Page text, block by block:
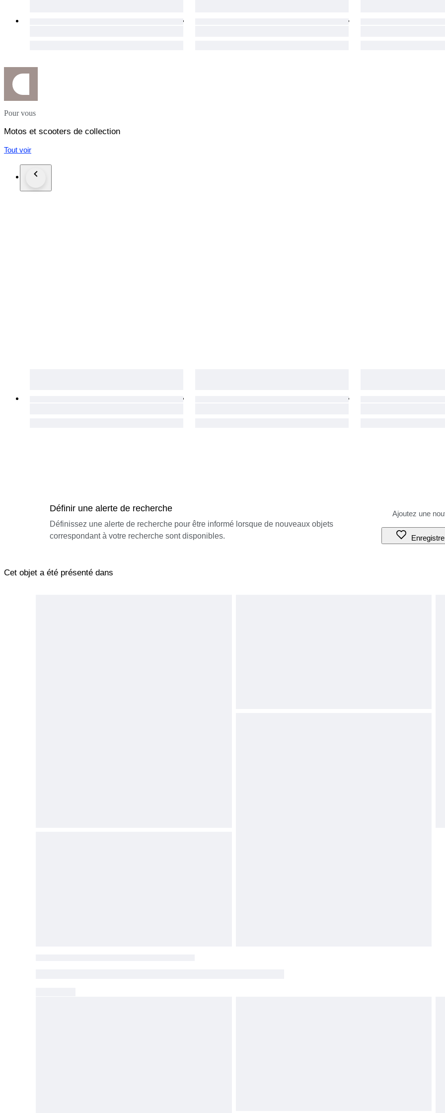
Pour vous
Motos et scooters de collection
Tout voir
Définir une alerte de recherche
Définissez une alerte de recherche pour être informé lorsque de nouveaux objets
correspondant à votre recherche sont disponibles.
Cet objet a été présenté dans